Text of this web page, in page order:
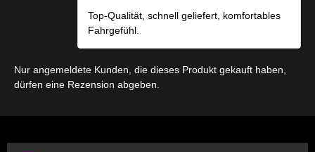
Top-Qualität, schnell geliefert, komfortables
Fahrgefühl.
Nur angemeldete Kunden, die dieses Produkt gekauft haben,
dürfen eine Rezension abgeben.